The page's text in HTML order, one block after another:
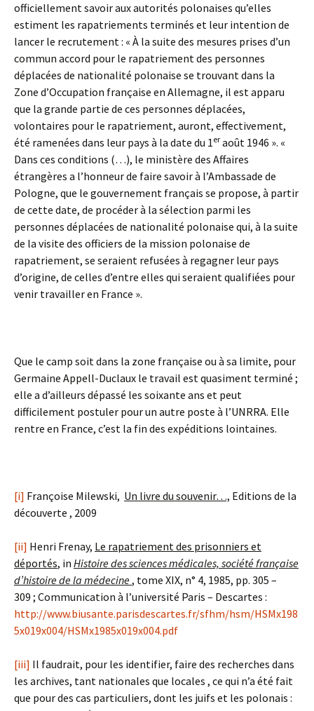
officiellement savoir aux autorités polonaises qu’elles
estiment les rapatriements terminés et leur intention de
lancer le recrutement : « À la suite des mesures prises d’un
commun accord pour le rapatriement des personnes
déplacées de nationalité polonaise se trouvant dans la
Zone d’Occupation française en Allemagne, il est apparu
que la grande partie de ces personnes déplacées,
volontaires pour le rapatriement, auront, effectivement,
été ramenées dans leur pays à la date du 1er août 1946 ». «
Dans ces conditions (…), le ministère des Affaires
étrangères a l’honneur de faire savoir à l’Ambassade de
Pologne, que le gouvernement français se propose, à partir
de cette date, de procéder à la sélection parmi les
personnes déplacées de nationalité polonaise qui, à la suite
de la visite des officiers de la mission polonaise de
rapatriement, se seraient refusées à regagner leur pays
d’origine, de celles d’entre elles qui seraient qualifiées pour
venir travailler en France ».
Que le camp soit dans la zone française ou à sa limite, pour
Germaine Appell-Duclaux le travail est quasiment terminé ;
elle a d’ailleurs dépassé les soixante ans et peut
difficilement postuler pour un autre poste à l’UNRRA. Elle
rentre en France, c’est la fin des expéditions lointaines.
[i] Françoise Milewski, Un livre du souvenir…, Editions de la
découverte , 2009
[ii] Henri Frenay, Le rapatriement des prisonniers et
déportés, in Histoire des sciences médicales, société française
d’histoire de la médecine, tome XIX, n° 4, 1985, pp. 305 –
309 ; Communication à l’université Paris – Descartes :
http://www.biusante.parisdescartes.fr/sfhm/hsm/HSMx198
5x019x004/HSMx1985x019x004.pdf
[iii] Il faudrait, pour les identifier, faire des recherches dans
les archives, tant nationales que locales , ce qui n’a été fait
que pour des cas particuliers, dont les juifs et les polonais :